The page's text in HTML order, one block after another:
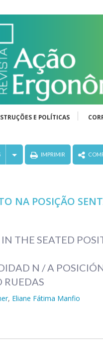
E POLÍTICAS
IMPRIMIR
NA POSIÇÃO
THE SEATED
N / A
RUEDAS
, Eliane Fátima Manfio